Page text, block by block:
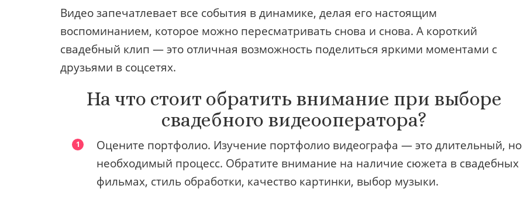
Видео запечатлевает все события в динамике, делая его настоящим
воспоминанием, которое можно пересматривать снова и снова. А короткий
свадебный клип — это отличная возможность поделиться яркими моментами с
друзьями в соцсетях.
На что стоит обратить внимание при выборе
свадебного видеооператора?
Оцените портфолио. Изучение портфолио видеографа — это длительный, но
необходимый процесс. Обратите внимание на наличие сюжета в свадебных
фильмах, стиль обработки, качество картинки, выбор музыки.